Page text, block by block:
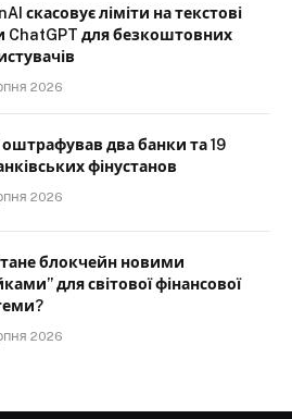
скасовує ліміти на текстові
ChatGPT для безкоштовних
2026
два банки та 19
фінустанов
2026
блокчейн новими
для світової фінансової
2026